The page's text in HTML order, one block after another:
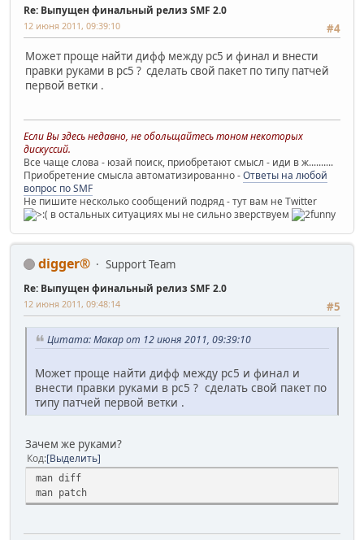
Re: Выпущен финальный релиз SMF 2.0
#4
12 июня 2011, 09:39:10
Может проще найти дифф между рс5 и финал и внести
правки руками в рс5 ? сделать свой пакет по типу патчей
первой ветки .
Если Вы здесь недавно, не обольщайтесь тоном некоторых
дискуссий.
Все чаще слова - юзай поиск, приобретают смысл - иди в ж..........
Приобретение смысла автоматизированно -Ответы на любой
вопрос по SMF
Не пишите несколько сообщений подряд - тут вам не Twitter
в остальных ситуациях мы не сильно зверствуем
digger® Support Team
Re: Выпущен финальный релиз SMF 2.0
#5
12 июня 2011, 09:48:14
Цитата: Макар от 12 июня 2011, 09:39:10
Может проще найти дифф между рс5 и финал и
внести правки руками в рс5 ? сделать свой пакет по
типу патчей первой ветки .
Зачем же руками?
Код Выделить
man diff
man patch